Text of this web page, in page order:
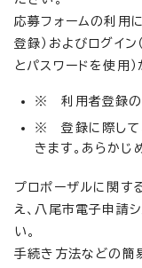
応募フォームの利用
登録）およびログイ
とパスワードを使用）
※ 利用者登録の
※ 登録に際して
きます。あらかじ
プロポーザルに関す
え、八尾市電子申請
い。
手続き方法などの